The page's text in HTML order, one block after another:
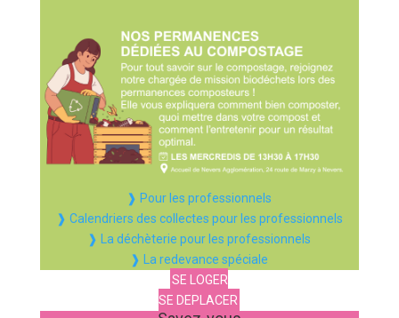
❱ Pour les professionnels
❱ Calendriers des collectes pour les professionnels
❱ La déchèterie pour les professionnels
❱ La redevance spéciale
SE LOGER
SE DEPLACER